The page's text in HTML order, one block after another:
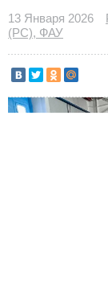
13 Января 2026
(РС), ФАУ